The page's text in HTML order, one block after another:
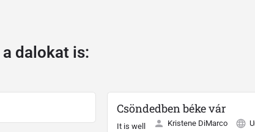
dalokat is:
Csöndedben béke vár
It is well Kristene DiMarco